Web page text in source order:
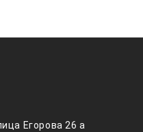
Егорова 26 а